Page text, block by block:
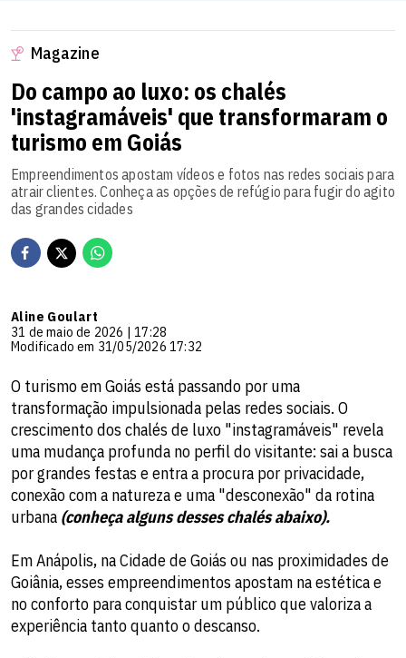
Magazine
Do campo ao luxo: os chalés
'instagramáveis' que transformaram o
turismo em Goiás
Empreendimentos apostam vídeos e fotos nas redes sociais para
atrair clientes. Conheça as opções de refúgio para fugir do agito
das grandes cidades
Aline Goulart
31 de maio de 2026 | 17:28
Modificado em 31/05/2026 17:32
O turismo em Goiás está passando por uma
transformação impulsionada pelas redes sociais. O
crescimento dos chalés de luxo "instagramáveis" revela
uma mudança profunda no perfil do visitante: sai a busca
por grandes festas e entra a procura por privacidade,
conexão com a natureza e uma "desconexão" da rotina
urbana (conheça alguns desses chalés abaixo).
Em Anápolis, na Cidade de Goiás ou nas proximidades de
Goiânia, esses empreendimentos apostam na estética e
no conforto para conquistar um público que valoriza a
experiência tanto quanto o descanso.